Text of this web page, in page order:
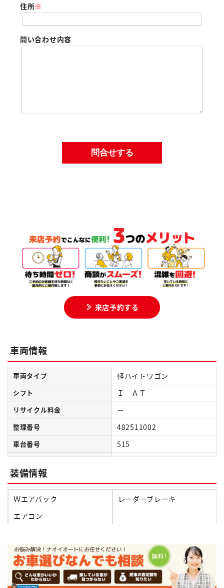
住所※
問い合わせ内容
来店予約する
車両情報
車両タイプ 軽ハイトワゴン
シフト Ｉ ＡＴ
リサイクル料金 －
整理番号 482511002
車台番号 515
装備情報
Ｗエアバック
レーダーブレーキ
エアコン